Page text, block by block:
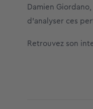
Damien
d’analyser ces
Retrouvez son